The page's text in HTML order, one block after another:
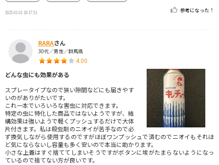
2025.01.01 19:17:51 参考になった！
RARAさん
30代／男性／群馬県
4.00
どんな虫にも効果がある
スプレータイプなので狭い隙間などにも届きやす
いのがありがたいです。
これ一本でいろいろな害虫に対応できます。
特定の虫に特化した商品ではないようですが、結
構効果は強いようで軽くプッシュするだけで大体
片付きます。私は殺虫剤のニオイが苦手なので必
ず換気しながら使用するのですがほぼワンプッシュで済むのでニオイもそれほ
ど気にならないし容量も多く安いので本当に助かります。
小さな上蓋はすぐ捨ててしまいそうですがボタンに埃がたまらないようになっ
ているので捨てない方が良いです。